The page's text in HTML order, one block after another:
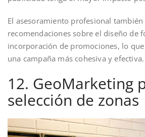
El asesoramiento profesional
recomendaciones sobre el diseño de
incorporación de promociones, lo
una campaña más cohesiva y efectiva.
12. GeoMarketing
selección de zonas